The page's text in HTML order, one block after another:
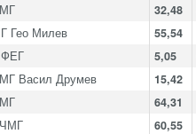
32,48
Гео Милев 55,54
5,05
Васил Друмев 15,42
64,31
60,55